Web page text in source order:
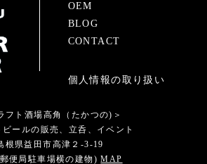
OEM
BLOG
CONTACT
個人情報の取り扱い
フト酒場高角（たかつの)＞
ビールの販売、立呑、イベント
根県益田市高津２-3-19
便局駐車場横の建物)MAP